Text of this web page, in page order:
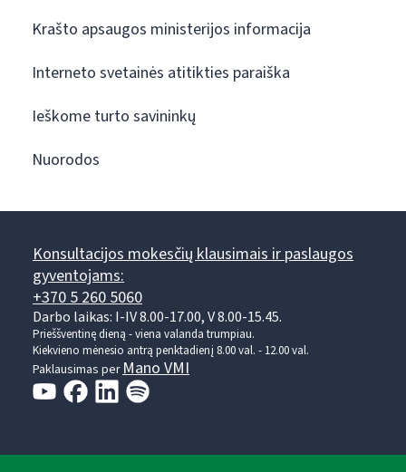
Krašto apsaugos ministerijos informacija
Interneto svetainės atitikties paraiška
Ieškome turto savininkų
Nuorodos
Konsultacijos mokesčių klausimais ir paslaugos
gyventojams:
+370 5 260 5060
Darbo laikas: I-IV 8.00-17.00, V 8.00-15.45.
Prieššventinę dieną - viena valanda trumpiau.
Kiekvieno mėnesio antrą penktadienį 8.00 val. - 12.00 val.
Paklausimas per Mano VMI